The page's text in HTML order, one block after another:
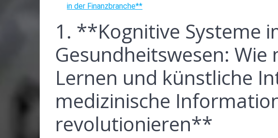
in der Finanzbranche**
1. **Kognitive Systeme
Gesundheitswesen: Wie
Lernen und künstliche
medizinische
revolutionieren**